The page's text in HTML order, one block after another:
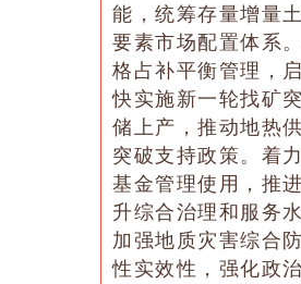
能，统筹存量增量
要素市场配置体系
格占补平衡管理，
快实施新一轮找矿
储上产，推动地热
突破支持政策。着
基金管理使用，推
升综合治理和服务
加强地质灾害综合
性实效性，强化政